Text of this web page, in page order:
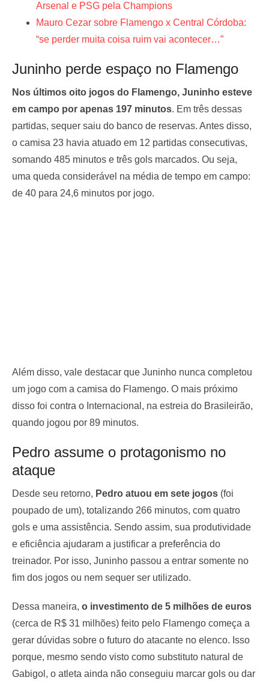
Arsenal e PSG pela Champions
Mauro Cezar sobre Flamengo x Central Córdoba:
“se perder muita coisa ruim vai acontecer…”
Juninho perde espaço no Flamengo
Nos últimos oito jogos do Flamengo, Juninho esteve
em campo por apenas 197 minutos. Em três dessas
partidas, sequer saiu do banco de reservas. Antes disso,
o camisa 23 havia atuado em 12 partidas consecutivas,
somando 485 minutos e três gols marcados. Ou seja,
uma queda considerável na média de tempo em campo:
de 40 para 24,6 minutos por jogo.
Além disso, vale destacar que Juninho nunca completou
um jogo com a camisa do Flamengo. O mais próximo
disso foi contra o Internacional, na estreia do Brasileirão,
quando jogou por 89 minutos.
Pedro assume o protagonismo no
ataque
Desde seu retorno, Pedro atuou em sete jogos (foi
poupado de um), totalizando 266 minutos, com quatro
gols e uma assistência. Sendo assim, sua produtividade
e eficiência ajudaram a justificar a preferência do
treinador. Por isso, Juninho passou a entrar somente no
fim dos jogos ou nem sequer ser utilizado.
Dessa maneira, o investimento de 5 milhões de euros
(cerca de R$ 31 milhões) feito pelo Flamengo começa a
gerar dúvidas sobre o futuro do atacante no elenco. Isso
porque, mesmo sendo visto como substituto natural de
Gabigol, o atleta ainda não conseguiu marcar gols ou dar